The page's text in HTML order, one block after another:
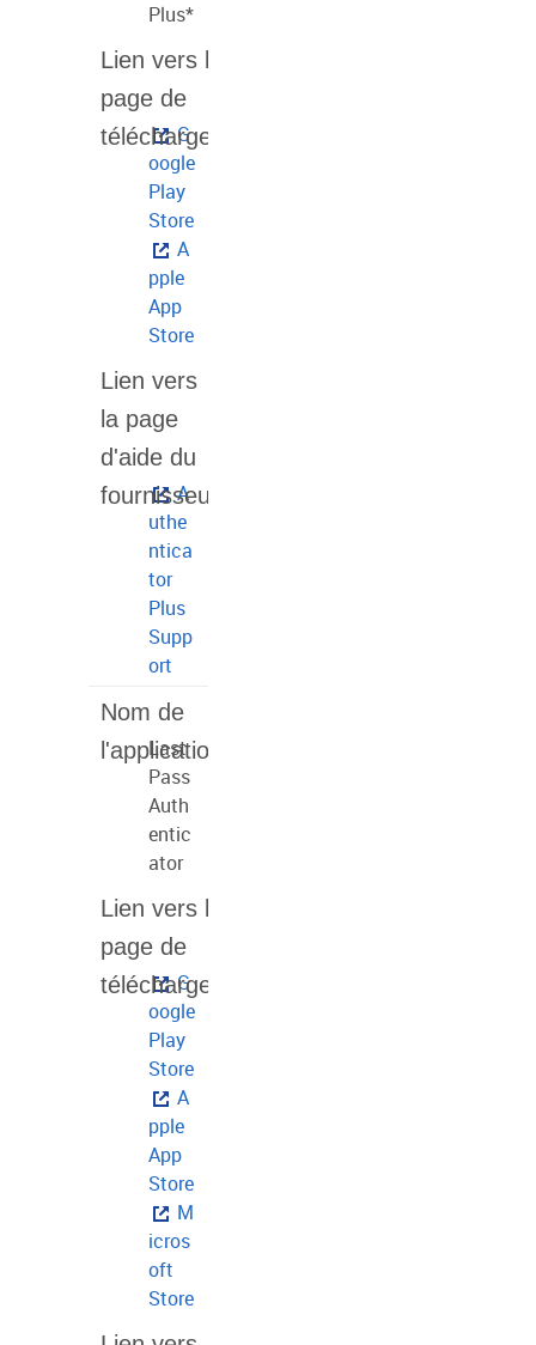
Plus*
G
oogle
Play
Store
A
pple
App
Store
A
uthe
ntica
tor
Plus
Supp
ort
Last
Pass
Auth
entic
ator
G
oogle
Play
Store
A
pple
App
Store
M
icros
oft
Store